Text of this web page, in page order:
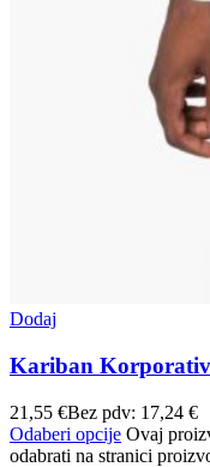
Dodaj
Kariban
21,55 €Bez pdv: 17,24 €
Odaberi opcije Ovaj
odabrati na stranici